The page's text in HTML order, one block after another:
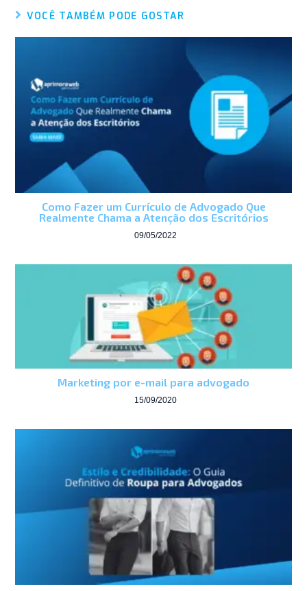
VOCÊ TAMBÉM PODE GOSTAR
Como Fazer um Currículo de Advogado Que
Realmente Chama a Atenção dos Escritórios
09/05/2022
Marketing por e-mail para advogado
15/09/2020